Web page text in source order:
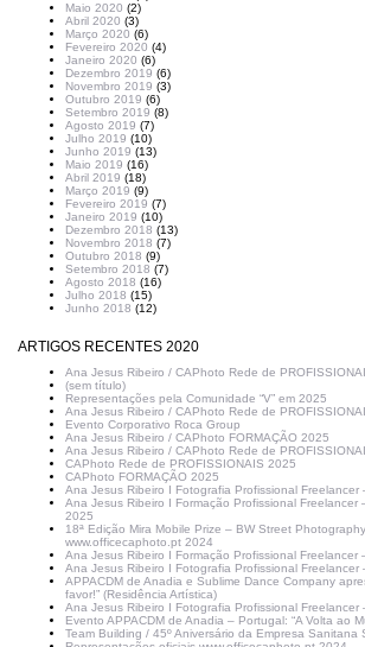
Maio 2020 (2)
Abril 2020 (3)
Março 2020 (6)
Fevereiro 2020 (4)
Janeiro 2020 (6)
Dezembro 2019 (6)
Novembro 2019 (3)
Outubro 2019 (6)
Setembro 2019 (8)
Agosto 2019 (7)
Julho 2019 (10)
Junho 2019 (13)
Maio 2019 (16)
Abril 2019 (18)
Março 2019 (9)
Fevereiro 2019 (7)
Janeiro 2019 (10)
Dezembro 2018 (13)
Novembro 2018 (7)
Outubro 2018 (9)
Setembro 2018 (7)
Agosto 2018 (16)
Julho 2018 (15)
Junho 2018 (12)
ARTIGOS RECENTES 2020
Ana Jesus Ribeiro / CAPhoto Rede de
(sem título)
Representações pela Comunidade “V” em 2025
Ana Jesus Ribeiro / CAPhoto Rede de
Evento Corporativo Roca Group
Ana Jesus Ribeiro / CAPhoto FORMAÇÃO 2025
Ana Jesus Ribeiro / CAPhoto Rede de
CAPhoto Rede de PROFISSIONAIS 2025
CAPhoto FORMAÇÃO 2025
Ana Jesus Ribeiro I Fotografia Profissional Freelancer
Ana Jesus Ribeiro I Formação Profissional Freelancer
2025
18ª Edição Mira Mobile Prize – BW Street
www.officecaphoto.pt 2024
Ana Jesus Ribeiro I Formação Profissional Freelancer
Ana Jesus Ribeiro I Fotografia Profissional Freelancer
APPACDM de Anadia e Sublime Dance Company
favor!” (Residência Artística)
Ana Jesus Ribeiro I Fotografia Profissional Freelancer
Evento APPACDM de Anadia – Portugal: “A Volta ao
Team Building / 45º Aniversário da Empresa Sanitana